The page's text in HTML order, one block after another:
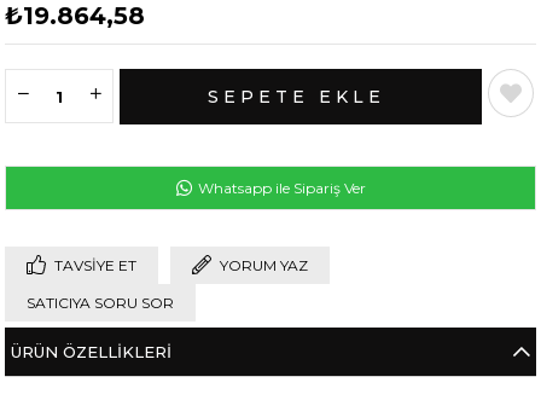
₺19.864,58
Whatsapp ile Sipariş Ver
TAVSIYE ET YORUM YAZ
SATICIYA SORU SOR
ÜRÜN ÖZELLIKLERI